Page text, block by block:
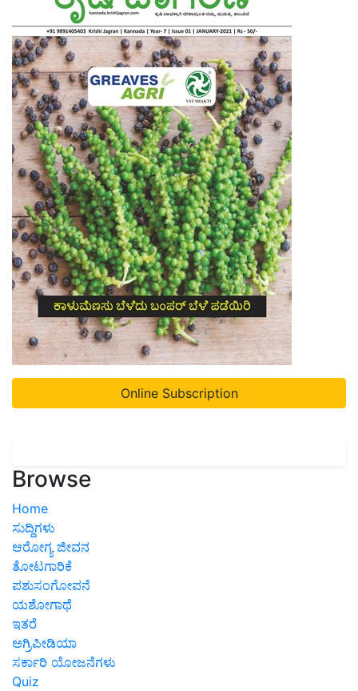
Online Subscription
Browse
Home
ಸುದ್ದಿಗಳು
ಆರೋಗ್ಯ ಜೀವನ
ತೋಟಗಾರಿಕೆ
ಪಶುಸಂಗೋಪನೆ
ಯಶೋಗಾಥೆ
ಇತರೆ
ಅಗ್ರಿಪೀಡಿಯಾ
ಸರ್ಕಾರಿ ಯೋಜನೆಗಳು
Quiz